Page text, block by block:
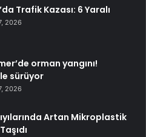
Trafik Kazası: 6 Yaralı
2026
orman yangını!
sürüyor
2026
Artan Mikroplastik